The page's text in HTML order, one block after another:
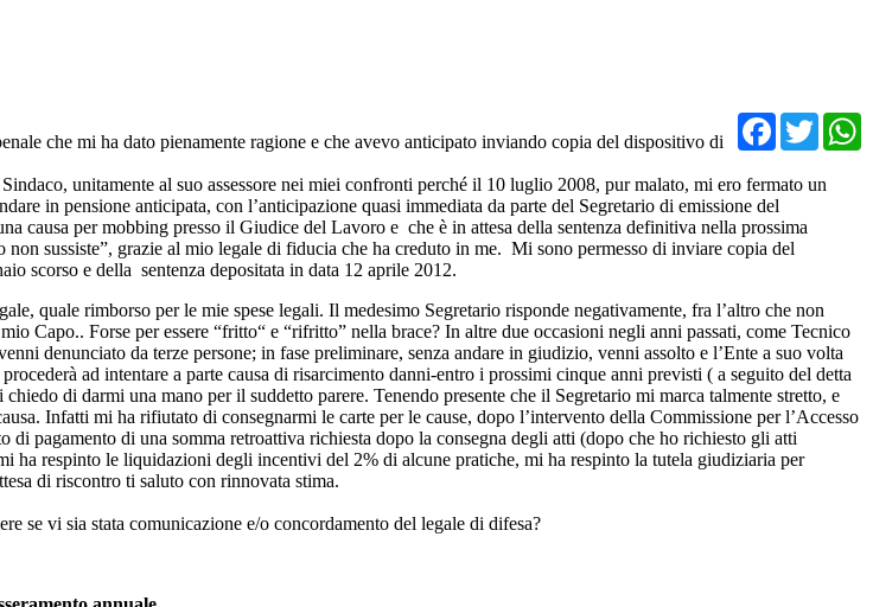
che mi ha dato pienamente ragione e che avevo anticipato inviando copia del dispositivo di
unitamente al suo assessore nei miei confronti perché il 10 luglio 2008, pur malato, mi ero fermato un
in pensione anticipata, con l’anticipazione quasi immediata da parte del Segretario di emissione del
causa per mobbing presso il Giudice del Lavoro e che è in attesa della sentenza definitiva nella prossima
sussiste”, grazie al mio legale di fiducia che ha creduto in me. Mi sono permesso di inviare copia del
scorso e della sentenza depositata in data 12 aprile 2012.
quale rimborso per le mie spese legali. Il medesimo Segretario risponde negativamente, fra l’altro che non
Capo.. Forse per essere “fritto“ e “rifritto” nella brace? In altre due occasioni negli anni passati, come Tecnico
denunciato da terze persone; in fase preliminare, senza andare in giudizio, venni assolto e l’Ente a suo volta
ad intentare a parte causa di risarcimento danni-entro i prossimi cinque anni previsti ( a seguito del detta
di darmi una mano per il suddetto parere. Tenendo presente che il Segretario mi marca talmente stretto, e
Infatti mi ha rifiutato di consegnarmi le carte per le cause, dopo l’intervento della Commissione per l’Accesso
pagamento di una somma retroattiva richiesta dopo la consegna degli atti (dopo che ho richiesto gli atti
ha respinto le liquidazioni degli incentivi del 2% di alcune pratiche, mi ha respinto la tutela giudiziaria per
di riscontro ti saluto con rinnovata stima.
se vi sia stata comunicazione e/o concordamento del legale di difesa?